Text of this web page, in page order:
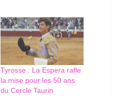
Tyrosse : La Espera rafle
la mise pour les 50 ans
du Cercle Taurin